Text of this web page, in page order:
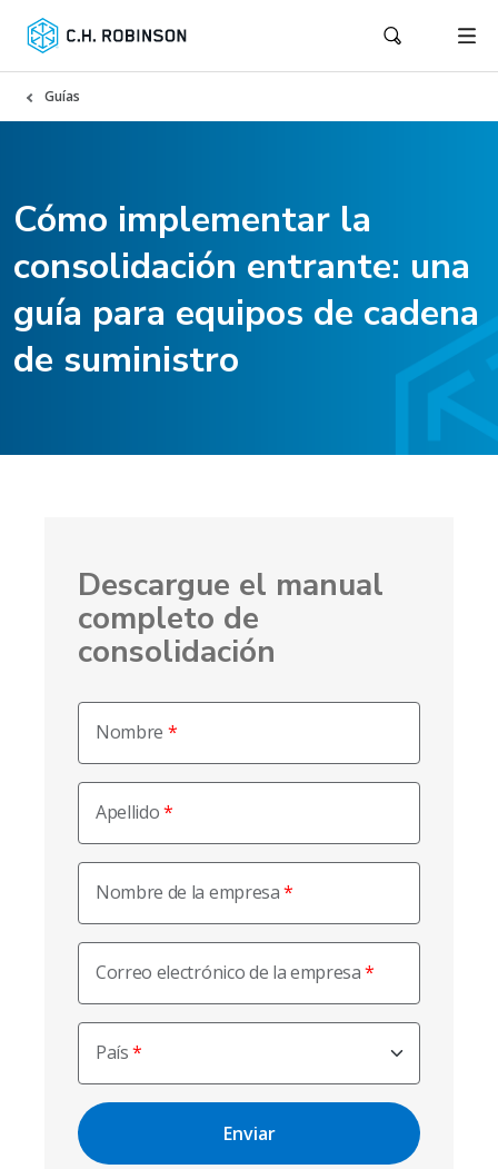
Guías
Cómo implementar la
consolidación entrante: una
guía para equipos de cadena
de suministro
Descargue el manual
completo de
consolidación
Nombre
Apellido
Nombre de la empresa
Correo electrónico de la empresa
País